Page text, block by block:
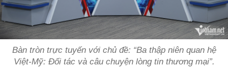
Bàn tròn trực tuyến với chủ đề: “Ba thập niên quan hệ
Việt-Mỹ: Đối tác và câu chuyện lòng tin thương mại”.